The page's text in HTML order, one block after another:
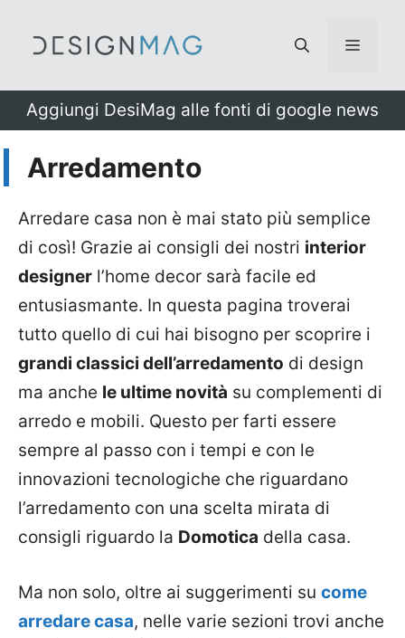
Menu
Aggiungi DesiMag alle fonti di google news
Arredamento
Arredare casa non è mai stato più semplice
di così! Grazie ai consigli dei nostri interior
designer l’home decor sarà facile ed
entusiasmante. In questa pagina troverai
tutto quello di cui hai bisogno per scoprire i
grandi classici dell’arredamento di design
ma anche le ultime novità su complementi di
arredo e mobili. Questo per farti essere
sempre al passo con i tempi e con le
innovazioni tecnologiche che riguardano
l’arredamento con una scelta mirata di
consigli riguardo la Domotica della casa.
Ma non solo, oltre ai suggerimenti su come
arredare casa, nelle varie sezioni trovi anche